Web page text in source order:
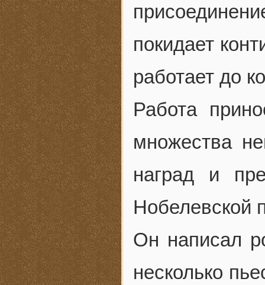
покидает
работает до
Работа
множества
наград и
Нобелевской
Он написал
несколько